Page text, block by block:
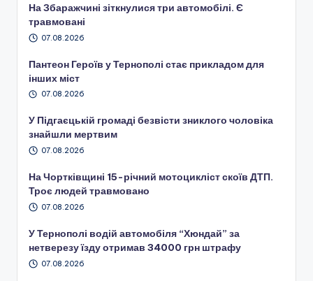
На Збаражчині зіткнулися три автомобілі. Є
травмовані
07.08.2026
Пантеон Героїв у Тернополі стає прикладом для
інших міст
07.08.2026
У Підгаєцькій громаді безвісти зниклого чоловіка
знайшли мертвим
07.08.2026
На Чортківщині 15-річний мотоцикліст скоїв ДТП.
Троє людей травмовано
07.08.2026
У Тернополі водій автомобіля “Хюндай” за
нетверезу їзду отримав 34000 грн штрафу
07.08.2026